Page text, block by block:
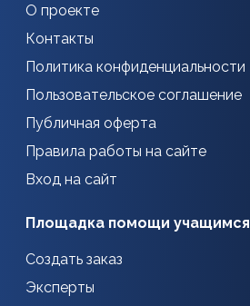
О проекте
Контакты
Политика конфиденциальности
Пользовательское соглашение
Публичная оферта
Правила работы на сайте
Вход на сайт
Площадка помощи учащимся
Создать заказ
Эксперты